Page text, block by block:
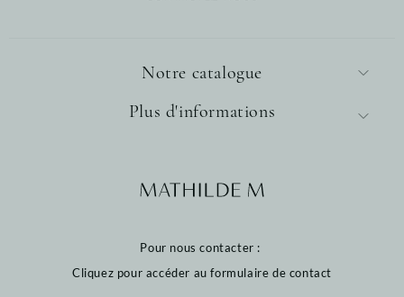
Notre catalogue
Pour nous contacter :
Cliquez pour accéder au formulaire de contact
Plus d'informations